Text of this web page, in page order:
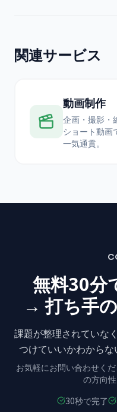
関連サービス
動画制作
企画・撮影・
ショート動画
一気通貫。
無料30分
→ 打ち手
課題が整理されていな
つけていいかわからな
お気軽にお問い合わせくだ
の方向
30秒で完了